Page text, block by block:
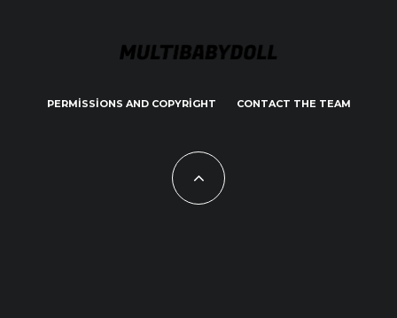
PERMISSIONS AND COPYRIGHT CONTACT THE TEAM